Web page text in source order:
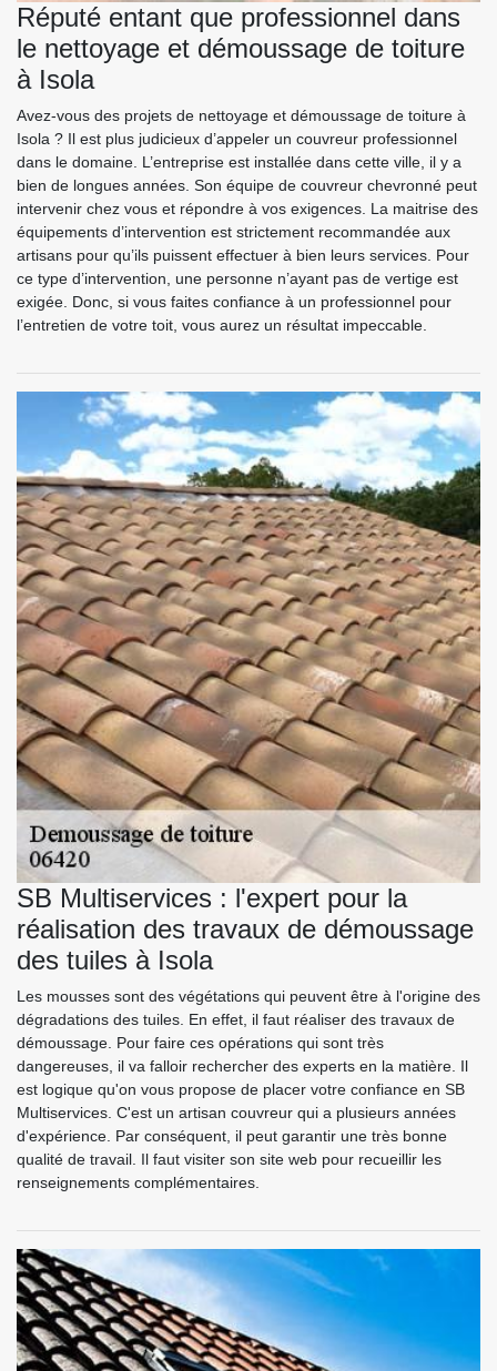
Réputé entant que professionnel dans
le nettoyage et démoussage de toiture
à Isola
Avez-vous des projets de nettoyage et démoussage de toiture à
Isola ? Il est plus judicieux d’appeler un couvreur professionnel
dans le domaine. L’entreprise est installée dans cette ville, il y a
bien de longues années. Son équipe de couvreur chevronné peut
intervenir chez vous et répondre à vos exigences. La maitrise des
équipements d’intervention est strictement recommandée aux
artisans pour qu’ils puissent effectuer à bien leurs services. Pour
ce type d’intervention, une personne n’ayant pas de vertige est
exigée. Donc, si vous faites confiance à un professionnel pour
l’entretien de votre toit, vous aurez un résultat impeccable.
SB Multiservices : l'expert pour la
réalisation des travaux de démoussage
des tuiles à Isola
Les mousses sont des végétations qui peuvent être à l'origine des
dégradations des tuiles. En effet, il faut réaliser des travaux de
démoussage. Pour faire ces opérations qui sont très
dangereuses, il va falloir rechercher des experts en la matière. Il
est logique qu'on vous propose de placer votre confiance en SB
Multiservices. C'est un artisan couvreur qui a plusieurs années
d'expérience. Par conséquent, il peut garantir une très bonne
qualité de travail. Il faut visiter son site web pour recueillir les
renseignements complémentaires.